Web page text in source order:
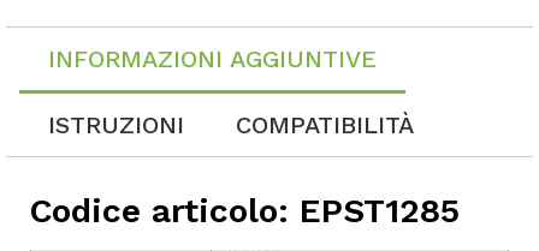
INFORMAZIONI AGGIUNTIVE
ISTRUZIONI COMPATIBILITÀ
Codice articolo: EPST1285